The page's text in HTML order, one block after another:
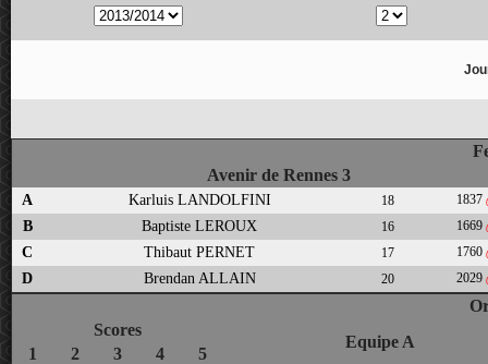
Avenir de Rennes 3
A Karluis LANDOLFINI 18 1837
B Baptiste LEROUX 16 1669
C Thibaut PERNET 17 1760
D Brendan ALLAIN 20 2029
Scores
Equipe A
1 2 3 4 5